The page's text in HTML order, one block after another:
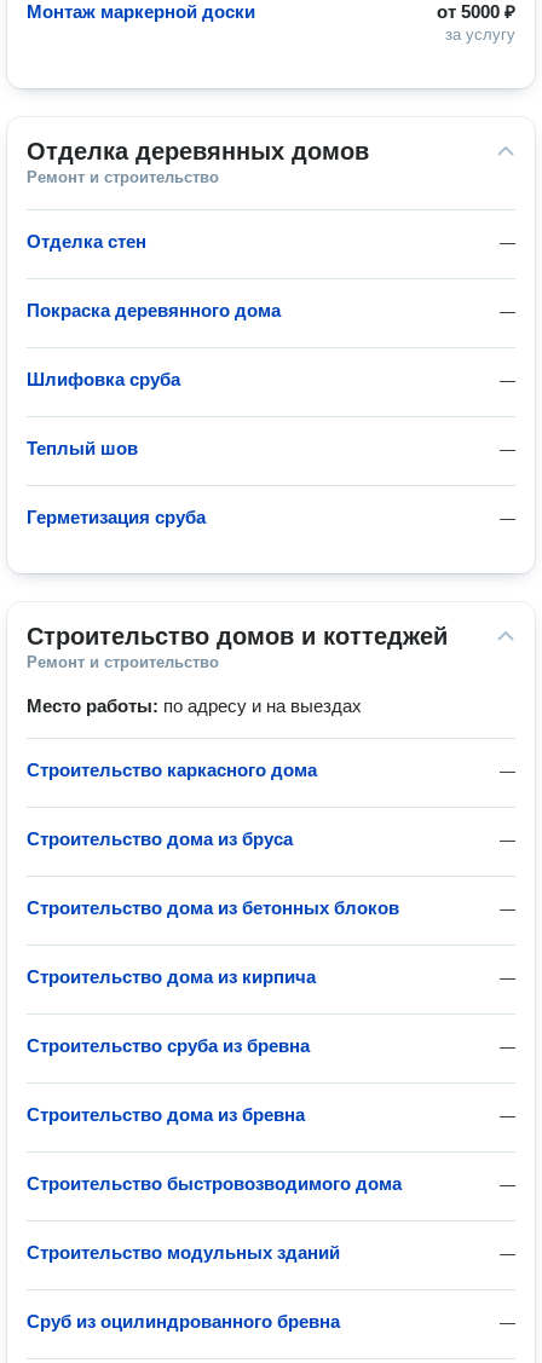
от 5000 ₽
за услугу
Монтаж маркерной доски
Отделка деревянных домов
Ремонт и строительство
—
Отделка стен
—
Покраска деревянного дома
—
Шлифовка сруба
—
Теплый шов
—
Герметизация сруба
Строительство домов и коттеджей
Ремонт и строительство
Место работы: по адресу и на выездах
—
Строительство каркасного дома
—
Строительство дома из бруса
—
Строительство дома из бетонных блоков
—
Строительство дома из кирпича
—
Строительство сруба из бревна
—
Строительство дома из бревна
—
Строительство быстровозводимого дома
—
Строительство модульных зданий
—
Сруб из оцилиндрованного бревна